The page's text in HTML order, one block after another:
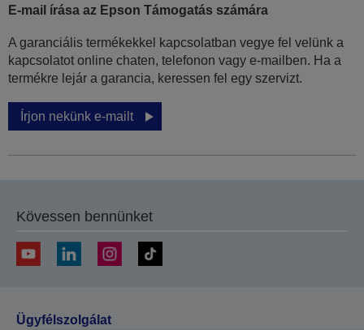
E-mail írása az Epson Támogatás számára
A garanciális termékekkel kapcsolatban vegye fel velünk a
kapcsolatot online chaten, telefonon vagy e-mailben. Ha a
termékre lejár a garancia, keressen fel egy szervizt.
Írjon nekünk e-mailt
Kövessen bennünket
Ügyfélszolgálat